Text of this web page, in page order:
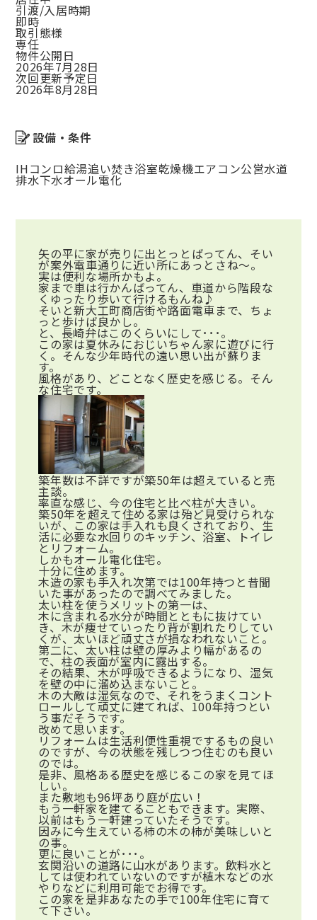
引渡/入居時期
即時
取引態様
専任
物件公開日
2026年7月28日
次回更新予定日
2026年8月28日
設備・条件
IHコンロ給湯追い焚き浴室乾燥機エアコン公営水道
排水下水オール電化
矢の平に家が売りに出とっとばってん、そい
が案外電車通りに近い所にあっとさね～。
実は便利な場所かもよ。
家まで車は行かんばってん、車道から階段な
くゆったり歩いて行けるもんね♪
そいと新大工町商店街や路面電車まで、ちょ
っと歩けば良かし。
と、長崎弁はこのくらいにして･･･。
この家は夏休みにおじいちゃん家に遊びに行
く。そんな少年時代の遠い思い出が蘇りま
す。
風格があり、どことなく歴史を感じる。そん
な住宅です。
築年数は不詳ですが築50年は超えていると売
主談。
率直な感じ、今の住宅と比べ柱が大きい。
築50年を超えて住める家は殆ど見受けられな
いが、この家は手入れも良くされており、生
活に必要な水回りのキッチン、浴室、トイレ
とリフォーム。
しかもオール電化住宅。
十分に住めます。
木造の家も手入れ次第では100年持つと昔聞
いた事があったので調べてみました。
太い柱を使うメリットの第一は、
木に含まれる水分が時間とともに抜けてい
き、木が痩せていったり背が割れたりしてい
くが、太いほど頑丈さが損なわれないこと。
第二に、太い柱は壁の厚みより幅があるの
で、柱の表面が室内に露出する。
その結果、木が呼吸できるようになり、湿気
を壁の中に溜め込まないこと。
木の大敵は湿気なので、それをうまくコント
ロールして頑丈に建てれば、100年持つとい
う事だそうです。
改めて思います。
リフォームは生活利便性重視でするもの良い
のですが、今の状態を残しつつ住むのも良い
のでは。
是非、風格ある歴史を感じるこの家を見てほ
しい。
また敷地も96坪あり庭が広い！
もう一軒家を建てることもできます。実際、
以前はもう一軒建っていたそうです。
因みに今生えている柿の木の柿が美味しいと
の事。
更に良いことが･･･。
玄関沿いの道路に山水があります。飲料水と
しては使われていないのですが植木などの水
やりなどに利用可能でお得です。
この家を是非あなたの手で100年住宅に育て
て下さい。